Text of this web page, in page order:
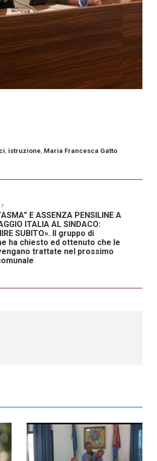
istruzione Maria Francesca Gatto
E ASSENZA PENSILINE A
ITALIA AL SINDACO:
SUBITO». Il gruppo di
ha chiesto ed ottenuto che le
trattate nel prossimo